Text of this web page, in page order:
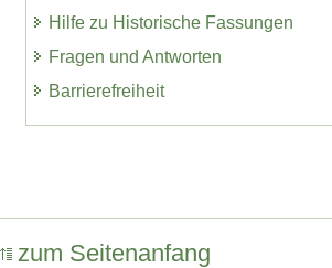
Hilfe zu Historische Fassungen
Fragen und Antworten
Barrierefreiheit
zum Seitenanfang